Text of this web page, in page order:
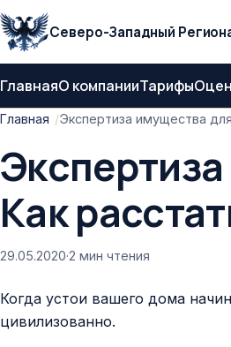
Северо-Западный
ГлавнаяО компанииТарифы
Главная Экспертиза имущества
Как
29.05.2020·2 мин чтения
Когда устои вашего дома
цивилизованно.